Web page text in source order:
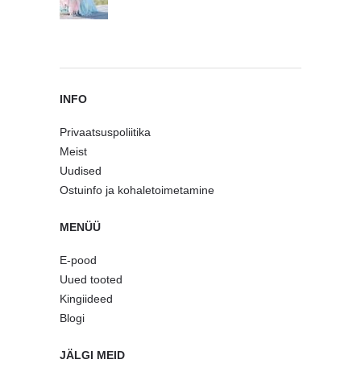
INFO
Privaatsuspoliitika
Meist
Uudised
Ostuinfo ja kohaletoimetamine
MENÜÜ
E-pood
Uued tooted
Kingiideed
Blogi
JÄLGI MEID